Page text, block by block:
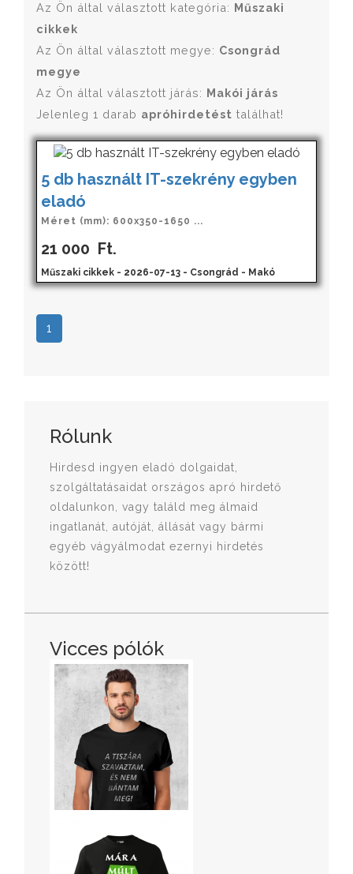
Az Ön által választott kategória: Műszaki
cikkek
Az Ön által választott megye: Csongrád
megye
Az Ön által választott járás: Makói járás
Jelenleg 1 darab apróhirdetést találhat!
5 db használt IT-szekrény egyben
eladó
Méret (mm): 600x350-1650 ...
21 000 Ft.
Műszaki cikkek - 2026-07-13 - Csongrád - Makó
1
Rólunk
Hirdesd ingyen eladó dolgaidat,
szolgáltatásaidat országos apró hirdető
oldalunkon, vagy találd meg álmaid
ingatlanát, autóját, állását vagy bármi
egyéb vágyálmodat ezernyi hirdetés
között!
Vicces pólók